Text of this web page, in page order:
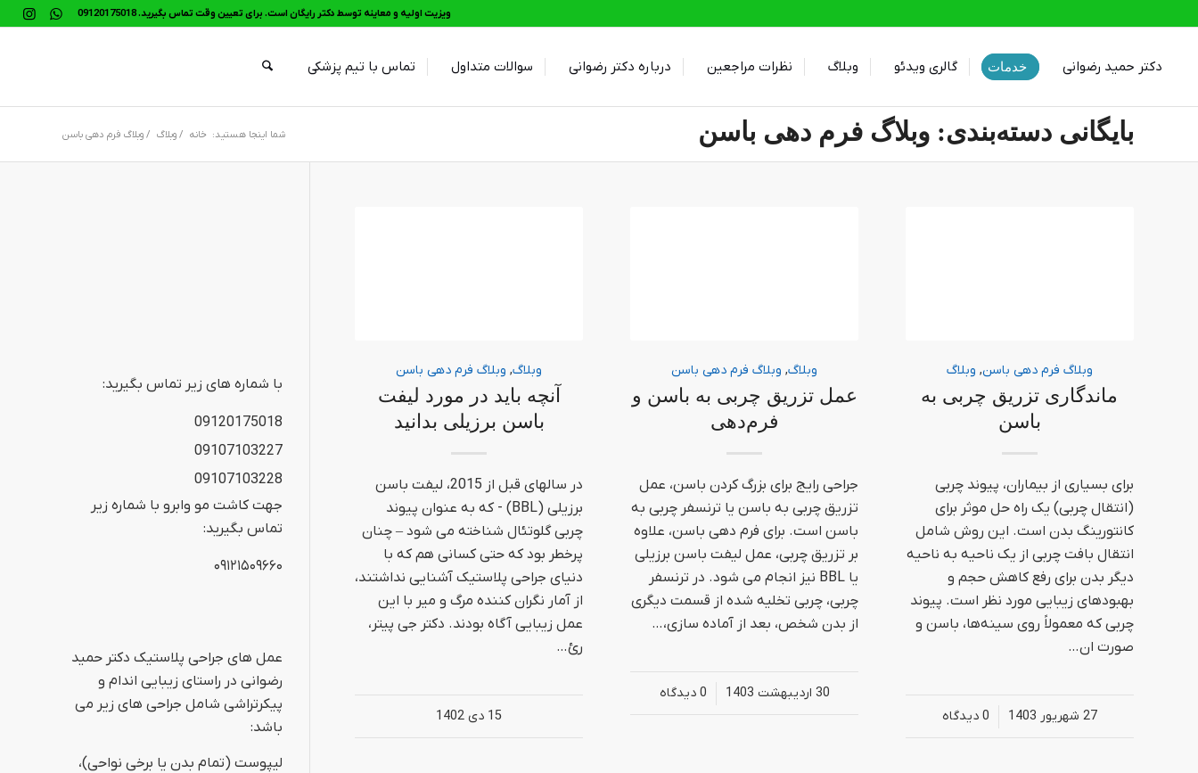
ویزیت اولیه و معاینه توسط دکتر رایگان است. برای تعیین وقت تماس بگیرید. 09120175018
دکتر حمید رضوانی خدمات گالری ویدئو وبلاگ نظرات مراجعین درباره دکتر رضوانی سوالات متداول تماس با تیم پزشکی
بایگانی دسته‌بندی: وبلاگ فرم دهی باسن شما اینجا هستید: خانه / وبلاگ / وبلاگ فرم دهی باسن
وبلاگ فرم دهی باسن, وبلاگ
ماندگاری تزریق چربی به
باسن
برای بسیاری از بیماران، پیوند چربی
(انتقال چربی) یک راه حل موثر برای
کانتورینگ بدن است. این روش شامل
انتقال بافت چربی از یک ناحیه به ناحیه
دیگر بدن برای رفع کاهش حجم و
بهبودهای زیبایی مورد نظر است. پیوند
چربی که معمولاً روی سینه‌ها، باسن و
صورت ان…
27 شهریور 1403 / 0 دیدگاه‌
وبلاگ, وبلاگ فرم دهی باسن
عمل تزریق چربی به باسن و
فرم‌دهی
جراحی رایج برای بزرگ کردن باسن، عمل
تزریق چربی به باسن یا ترنسفر چربی به
باسن است. برای فرم دهی باسن، علاوه
بر تزریق چربی، عمل لیفت باسن برزیلی
یا BBL نیز انجام می شود. در ترنسفر
چربی، چربی تخلیه شده از قسمت دیگری
از بدن شخص، بعد از آماده سازی،…
30 اردیبهشت 1403 / 0 دیدگاه‌
وبلاگ, وبلاگ فرم دهی باسن
آنچه باید در مورد لیفت
باسن برزیلی بدانید
در سالهای قبل از 2015، لیفت باسن
برزیلی (BBL) - که به عنوان پیوند
چربی گلوتئال شناخته می شود – چنان
پرخطر بود که حتی کسانی هم که با
دنیای جراحی پلاستیک آشنایی نداشتند،
از آمار نگران کننده مرگ و میر با این
عمل زیبایی آگاه بودند. دکتر جی پیتر،
رئ…
15 دی 1402
با شماره های زیر تماس بگیرید:
09120175018
09107103227
09107103228
جهت کاشت مو وابرو با شماره زیر
تماس بگیرید:
۰۹۱۲۱۵۰۹۶۶۰
عمل های جراحی پلاستیک دکتر حمید
رضوانی در راستای زیبایی اندام و
پیکرتراشی شامل جراحی های زیر می
باشد:
لیپوست (تمام بدن یا برخی نواحی)،